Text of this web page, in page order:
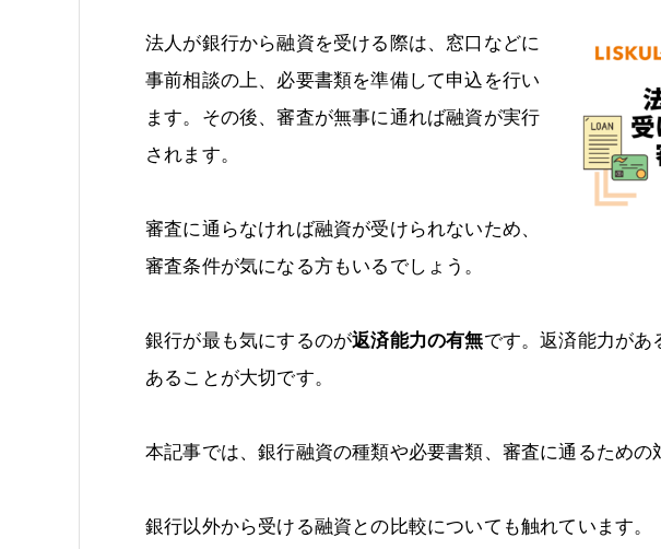
法人が銀行から融資を受ける際は、窓口などに
事前相談の上、必要書類を準備して申込を行い
ます。その後、審査が無事に通れば融資が実行
されます。
審査に通らなければ融資が受けられないため、
審査条件が気になる方もいるでしょう。
銀行が最も気にするのが返済能力の有無です。返済能力があ
あることが大切です。
本記事では、銀行融資の種類や必要書類、審査に通るための
銀行以外から受ける融資との比較についても触れています。